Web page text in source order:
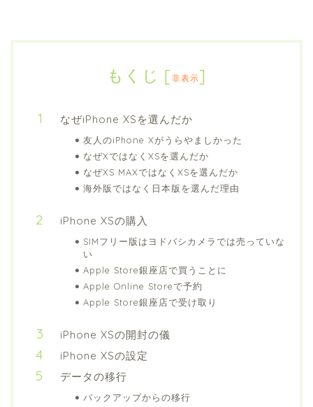
もくじ [非表示]
なぜiPhone XSを選んだか
友人のiPhone Xがうらやましかった
なぜXではなくXSを選んだか
なぜXS MAXではなくXSを選んだか
海外版ではなく日本版を選んだ理由
iPhone XSの購入
SIMフリー版はヨドバシカメラでは売っていな
い
Apple Store銀座店で買うことに
Apple Online Storeで予約
Apple Store銀座店で受け取り
iPhone XSの開封の儀
iPhone XSの設定
データの移行
バックアップからの移行